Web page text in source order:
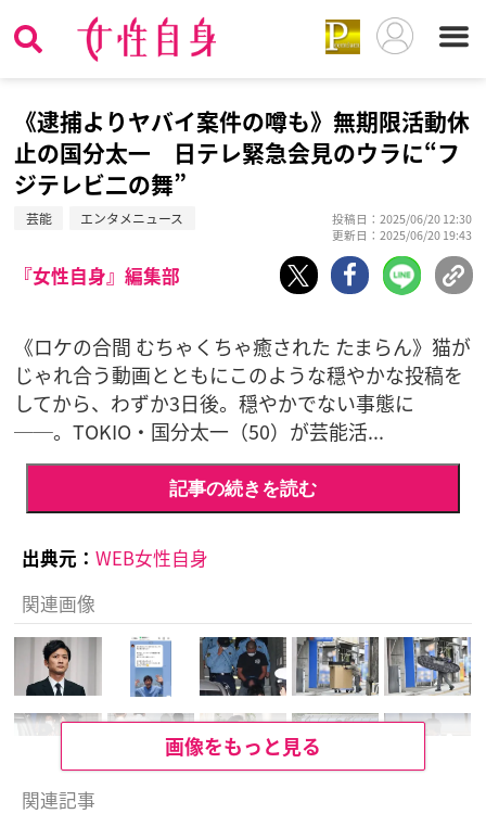
《逮捕よりヤバイ案件の噂も》無期限活動休
止の国分太一 日テレ緊急会見のウラに“フ
ジテレビ二の舞”
芸能 エンタメニュース
投稿日：2025/06/20 12:30
更新日：2025/06/20 19:43
『女性自身』編集部
《ロケの合間 むちゃくちゃ癒された たまらん》猫が
じゃれ合う動画とともにこのような穏やかな投稿を
してから、わずか3日後。穏やかでない事態に
──。TOKIO・国分太一（50）が芸能活...
記事の続きを読む
出典元： WEB女性自身
関連画像
画像をもっと見る
関連記事